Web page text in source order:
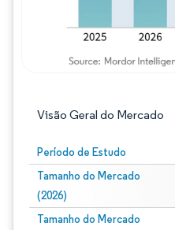
Visão Geral do Mercado
Período de Estudo
Tamanho do Mercado
(2026)
Tamanho do Mercado